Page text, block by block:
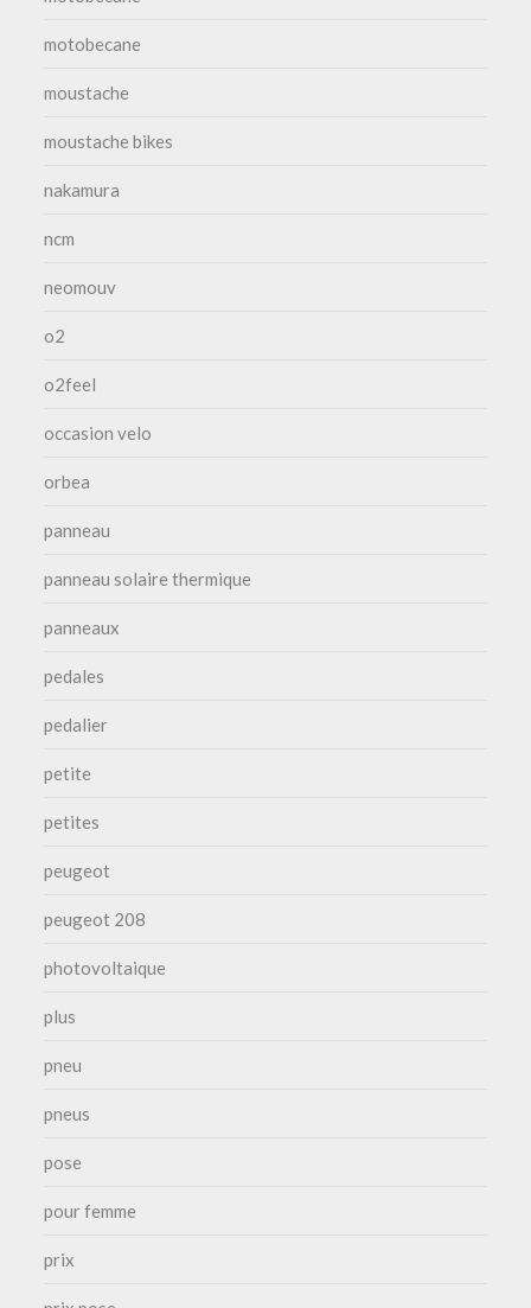
motobecane
moustache
moustache bikes
nakamura
ncm
neomouv
o2
o2feel
occasion velo
orbea
panneau
panneau solaire thermique
panneaux
pedales
pedalier
petite
petites
peugeot
peugeot 208
photovoltaique
plus
pneu
pneus
pose
pour femme
prix